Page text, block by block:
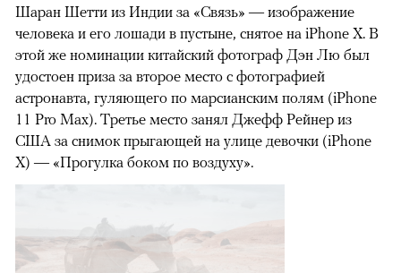
Шаран Шетти из Индии за «Связь» — изображение
человека и его лошади в пустыне, снятое на iPhone X. В
этой же номинации китайский фотограф Дэн Лю был
удостоен приза за второе место с фотографией
астронавта, гуляющего по марсианским полям (iPhone
11 Pro Max). Третье место занял Джефф Рейнер из
США за снимок прыгающей на улице девочки (iPhone
X) — «Прогулка боком по воздуху».